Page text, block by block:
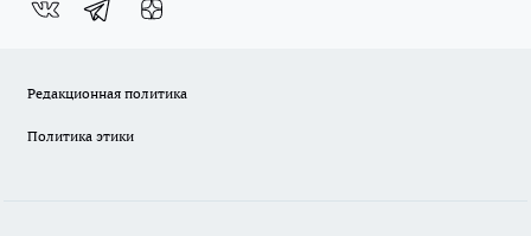
Редакционная политика
Политика этики